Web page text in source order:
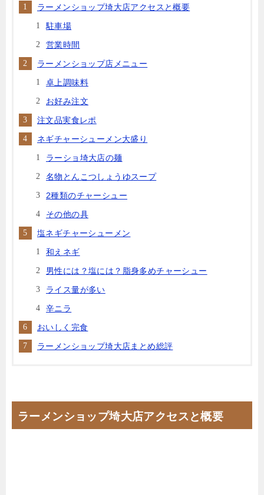
ラーメンショップ埼大店アクセスと概要
駐車場
営業時間
ラーメンショップ店メニュー
卓上調味料
お好み注文
注文品実食レポ
ネギチャーシューメン大盛り
ラーショ埼大店の麺
名物とんこつしょうゆスープ
2種類のチャーシュー
その他の具
塩ネギチャーシューメン
和えネギ
男性には？塩には？脂身多めチャーシュー
ライス量が多い
辛ニラ
おいしく完食
ラーメンショップ埼大店まとめ総評
ラーメンショップ埼大店アクセスと概要